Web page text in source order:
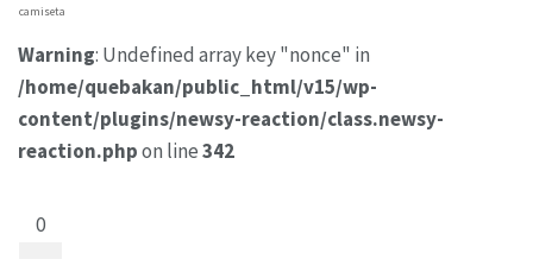
camiseta
Warning: Undefined array key "nonce" in
/home/quebakan/public_html/v15/wp-
content/plugins/newsy-reaction/class.newsy-
reaction.phpon line342
0